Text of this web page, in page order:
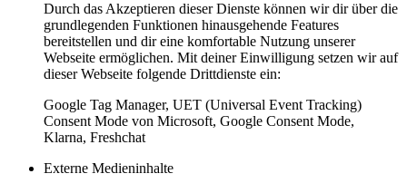
Durch das Akzeptieren dieser Dienste können wir dir über die
grundlegenden Funktionen hinausgehende Features
bereitstellen und dir eine komfortable Nutzung unserer
Webseite ermöglichen. Mit deiner Einwilligung setzen wir auf
dieser Webseite folgende Drittdienste ein:
Google Tag Manager, UET (Universal Event Tracking)
Consent Mode von Microsoft, Google Consent Mode,
Klarna, Freshchat
Externe Medieninhalte